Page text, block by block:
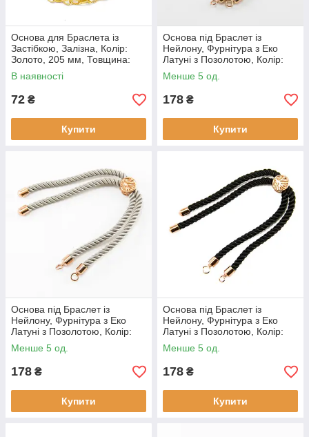
Основа для Браслета із
Застібкою, Залізна, Колір:
Золото, 205 мм, Товщина:
1x0.8мм, Карабін: 12x7x3мм,
(5 шт)
В наявності
72 ₴
Купити
Основа під Браслет із
Нейлону, Фурнітура з Еко
Латуні з Позолотою, Колір:
Білий Дим, Довжина 21 см,
Товщина 3 мм, (1 шт.)
Менше 5 од.
178 ₴
Купити
Основа під Браслет із
Нейлону, Фурнітура з Еко
Латуні з Позолотою, Колір:
Сірий, Довжина 21 см,
Товщина 3 мм, Отвір 2.5 мм,
Менше 5 од.
178 ₴
Купити
Основа під Браслет із
Нейлону, Фурнітура з Еко
Латуні з Позолотою, Колір:
Чорний, Довжина 21 см,
Товщина 3 мм, (1 шт.)
Менше 5 од.
178 ₴
Купити